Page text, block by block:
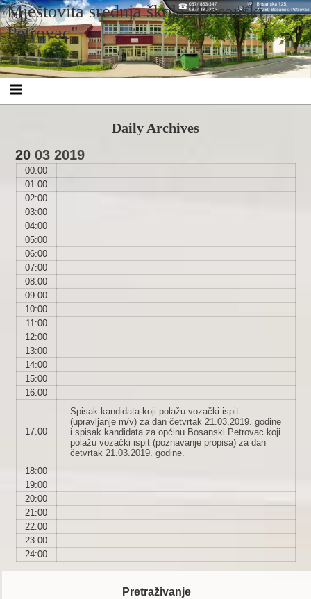
Skip
to
content
Skip
to
SEARCH-
4
Skip
to
CUSTOM_HTML-
8
Skip
to
RECENT-
POSTS-
2
Skip
to
RECENT-
COMMENTS-
2
Skip
to
ARCHIVES-
2
Skip
to
CATEGORIES-
2
Skip
to
CALENDAR-
2
Skip
to
WPFORMS-
WIDGET-
3
Skip
to
FBW_ID-
2
Skip
to
CUSTOM_HTML-
5
Mještovita srednja škola "Bosanski
Petrovac"
Daily Archives
20 03 2019
00:00
01:00
02:00
03:00
04:00
05:00
06:00
07:00
08:00
09:00
10:00
11:00
12:00
13:00
14:00
15:00
16:00
17:00
Spisak kandidata koji polažu vozački ispit
(upravljanje m/v) za dan četvrtak 21.03.2019. godine
i spisak kandidata za općinu Bosanski Petrovac koji
polažu vozački ispit (poznavanje propisa) za dan
četvrtak 21.03.2019. godine.
18:00
19:00
20:00
21:00
22:00
23:00
24:00
Pretraživanje